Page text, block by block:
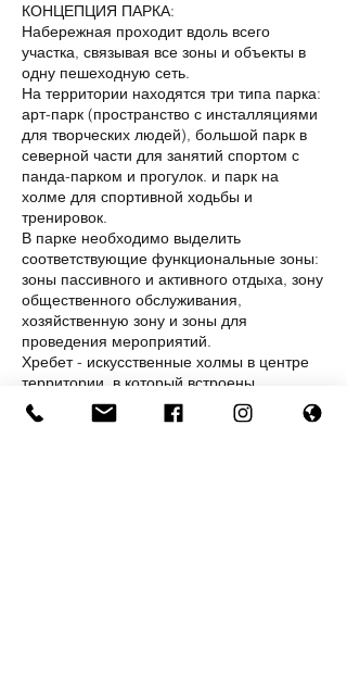
КОНЦЕПЦИЯ ПАРКА:
Набережная проходит вдоль всего
участка, связывая все зоны и объекты в
одну пешеходную сеть.
На территории находятся три типа парка:
арт-парк (пространство с инсталляциями
для творческих людей), большой парк в
северной части для занятий спортом с
панда-парком и прогулок. и парк на
холме для спортивной ходьбы и
тренировок.
В парке необходимо выделить
соответствующие функциональные зоны:
зоны пассивного и активного отдыха, зону
общественного обслуживания,
хозяйственную зону и зоны для
проведения мероприятий.
Хребет - искусственные холмы в центре
территории, в который встроены
магазины, кафе, прокаты экотранспорта и
другие функции. Это защита жилой зоны